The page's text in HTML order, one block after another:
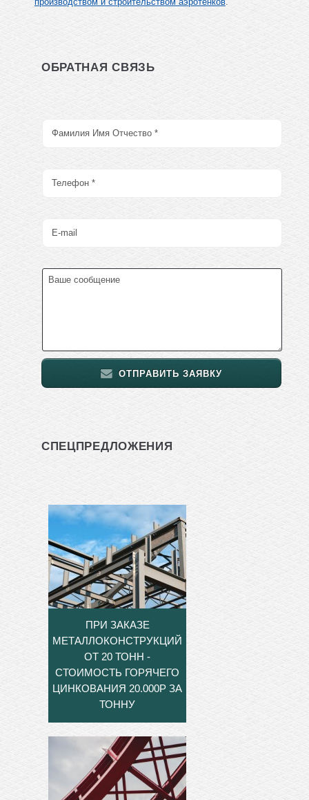
ОБРАТНАЯ СВЯЗЬ
ОТПРАВИТЬ ЗАЯВКУ
СПЕЦПРЕДЛОЖЕНИЯ
ПРИ ЗАКАЗЕ
МЕТАЛЛОКОНСТРУКЦИЙ
ОТ 20 ТОНН -
СТОИМОСТЬ ГОРЯЧЕГО
ЦИНКОВАНИЯ 20.000Р ЗА
ТОННУ